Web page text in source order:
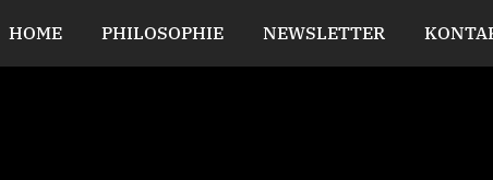
HOME PHILOSOPHIE NEWSLETTER